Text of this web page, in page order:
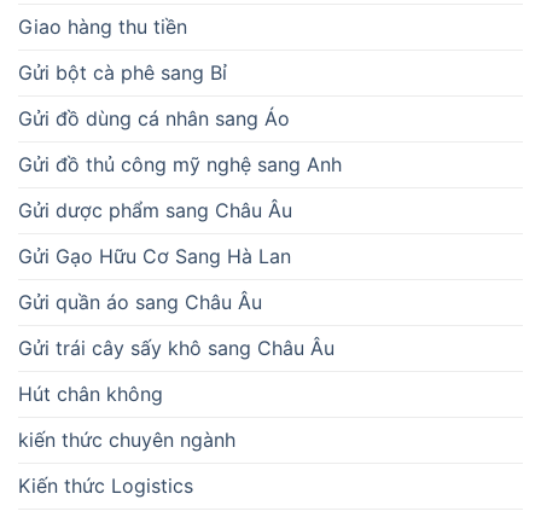
Giao hàng thu tiền
Gửi bột cà phê sang Bỉ
Gửi đồ dùng cá nhân sang Áo
Gửi đồ thủ công mỹ nghệ sang Anh
Gửi dược phẩm sang Châu Âu
Gửi Gạo Hữu Cơ Sang Hà Lan
Gửi quần áo sang Châu Âu
Gửi trái cây sấy khô sang Châu Âu
Hút chân không
kiến thức chuyên ngành
Kiến thức Logistics